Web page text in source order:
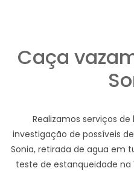
Caça
Realizamos serviços
investigação de possíveis
Sonia, retirada de agua em
teste de estanqueidade na